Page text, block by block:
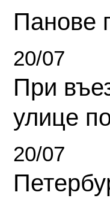
Панове
20/07
При
улице
20/07